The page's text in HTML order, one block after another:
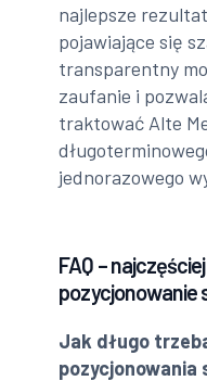
najlepsze
pojawiające się
transparentny
zaufanie i
traktować Alte
jednorazowego
FAQ –
pozycjonowanie
Jak długo
pozycjonowania